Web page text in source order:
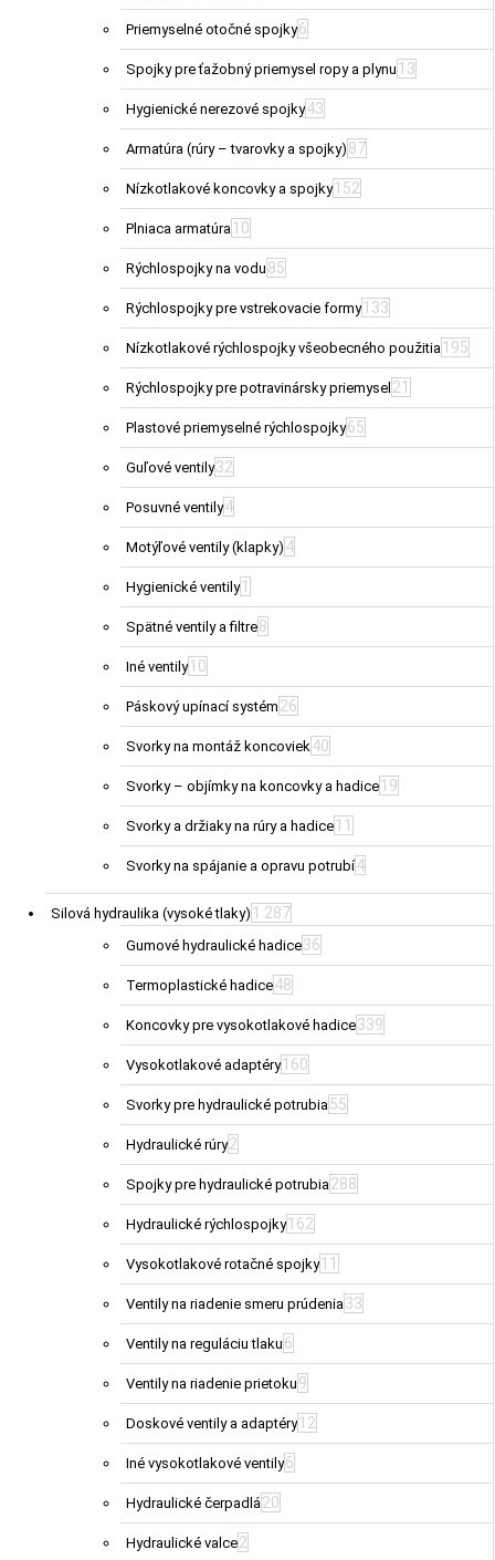
Priemyselné otočné spojky6
Spojky pre ťažobný priemysel ropy a plynu 13
Hygienické nerezové spojky43
Armatúra (rúry – tvarovky a spojky) 87
Nízkotlakové koncovky a spojky 152
Plniaca armatúra 10
Rýchlospojky na vodu 85
Rýchlospojky pre vstrekovacie formy 133
Nízkotlakové rýchlospojky všeobecného použitia 195
Rýchlospojky pre potravinársky priemysel 21
Plastové priemyselné rýchlospojky65
Guľové ventily32
Posuvné ventily4
Motýľové ventily (klapky) 4
Hygienické ventily 1
Spätné ventily a filtre8
Iné ventily 10
Páskový upínací systém 26
Svorky na montáž koncoviek40
Svorky – objímky na koncovky a hadice 19
Svorky a držiaky na rúry a hadice 11
Svorky na spájanie a opravu potrubí4
Silová hydraulika (vysoké tlaky) 1 287
Gumové hydraulické hadice36
Termoplastické hadice48
Koncovky pre vysokotlakové hadice339
Vysokotlakové adaptéry 160
Svorky pre hydraulické potrubia55
Hydraulické rúry2
Spojky pre hydraulické potrubia288
Hydraulické rýchlospojky 162
Vysokotlakové rotačné spojky 11
Ventily na riadenie smeru prúdenia33
Ventily na reguláciu tlaku 6
Ventily na riadenie prietoku 9
Doskové ventily a adaptéry 12
Iné vysokotlakové ventily6
Hydraulické čerpadlá20
Hydraulické valce2